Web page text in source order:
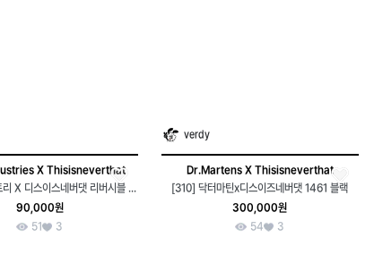
X Thisisneverthat
90,000원
51
3
verdy
Dr.Martens X Thisisneverthat
[310] 닥터마틴x디스이즈네버댓 1461 블랙
300,000원
54
3